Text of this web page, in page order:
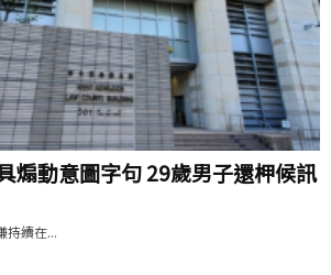
煽動意圖字句 29歲男子還柙候訊
持續在...